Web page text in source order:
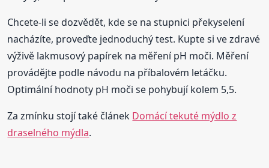
Chcete-li se dozvědět, kde se na stupnici překyselení
nacházíte, proveďte jednoduchý test. Kupte si ve zdravé
výživě lakmusový papírek na měření pH moči. Měření
provádějte podle návodu na příbalovém letáčku.
Optimální hodnoty pH moči se pohybují kolem 5,5.
Za zmínku stojí také článek Domácí tekuté mýdlo z
draselného mýdla.